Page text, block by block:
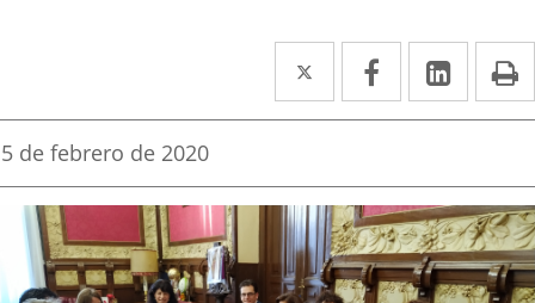
Twitter
Enlace
a
aplicación
externa.
Facebook
Enlace
a
aplicación
externa.
Enlace
a
Fecha
la
noticia
5 de febrero de 2020